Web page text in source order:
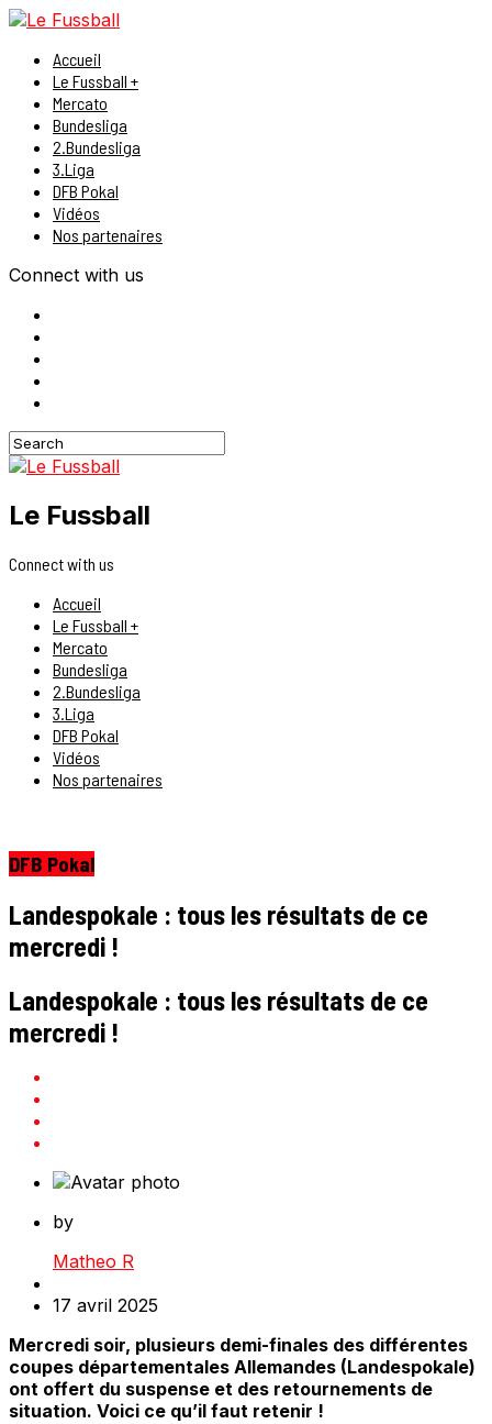
Accueil
Le Fussball +
Mercato
Bundesliga
2.Bundesliga
3.Liga
DFB Pokal
Vidéos
Nos partenaires
Connect with us
Le Fussball
Connect with us
Accueil
Le Fussball +
Mercato
Bundesliga
2.Bundesliga
3.Liga
DFB Pokal
Vidéos
Nos partenaires
DFB Pokal
Landespokale : tous les résultats de ce
mercredi !
Landespokale : tous les résultats de ce
mercredi !
by
Matheo R
17 avril 2025
Mercredi soir, plusieurs demi-finales des différentes
coupes départementales Allemandes (Landespokale)
ont offert du suspense et des retournements de
situation. Voici ce qu’il faut retenir !